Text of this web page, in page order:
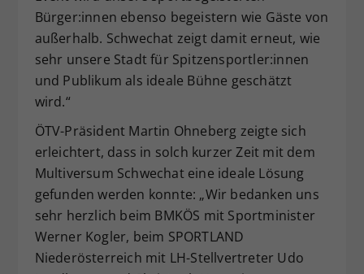
Bürger:innen ebenso begeistern wie Gäste von
außerhalb. Schwechat zeigt damit erneut, wie
sehr unsere Stadt für Spitzensportler:innen
und Publikum als ideale Bühne geschätzt
wird.“
ÖTV-Präsident Martin Ohneberg zeigte sich
erleichtert, dass in solch kurzer Zeit mit dem
Multiversum Schwechat eine ideale Lösung
gefunden werden konnte: „Wir bedanken uns
sehr herzlich beim BMKÖS mit Sportminister
Werner Kogler, beim SPORTLAND
Niederösterreich mit LH-Stellvertreter Udo